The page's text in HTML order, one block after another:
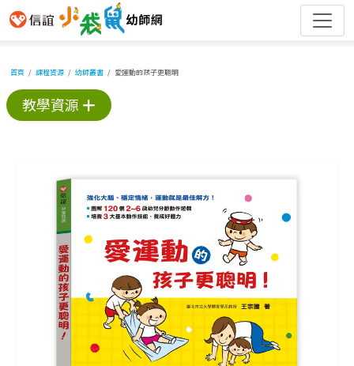
首頁 課程資源 幼師叢書 愛運動的孩子更聰明
教學資源